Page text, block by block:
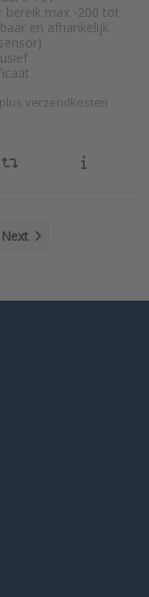
bereik max -200 tot
en afhankelijk
verzendkosten
Next